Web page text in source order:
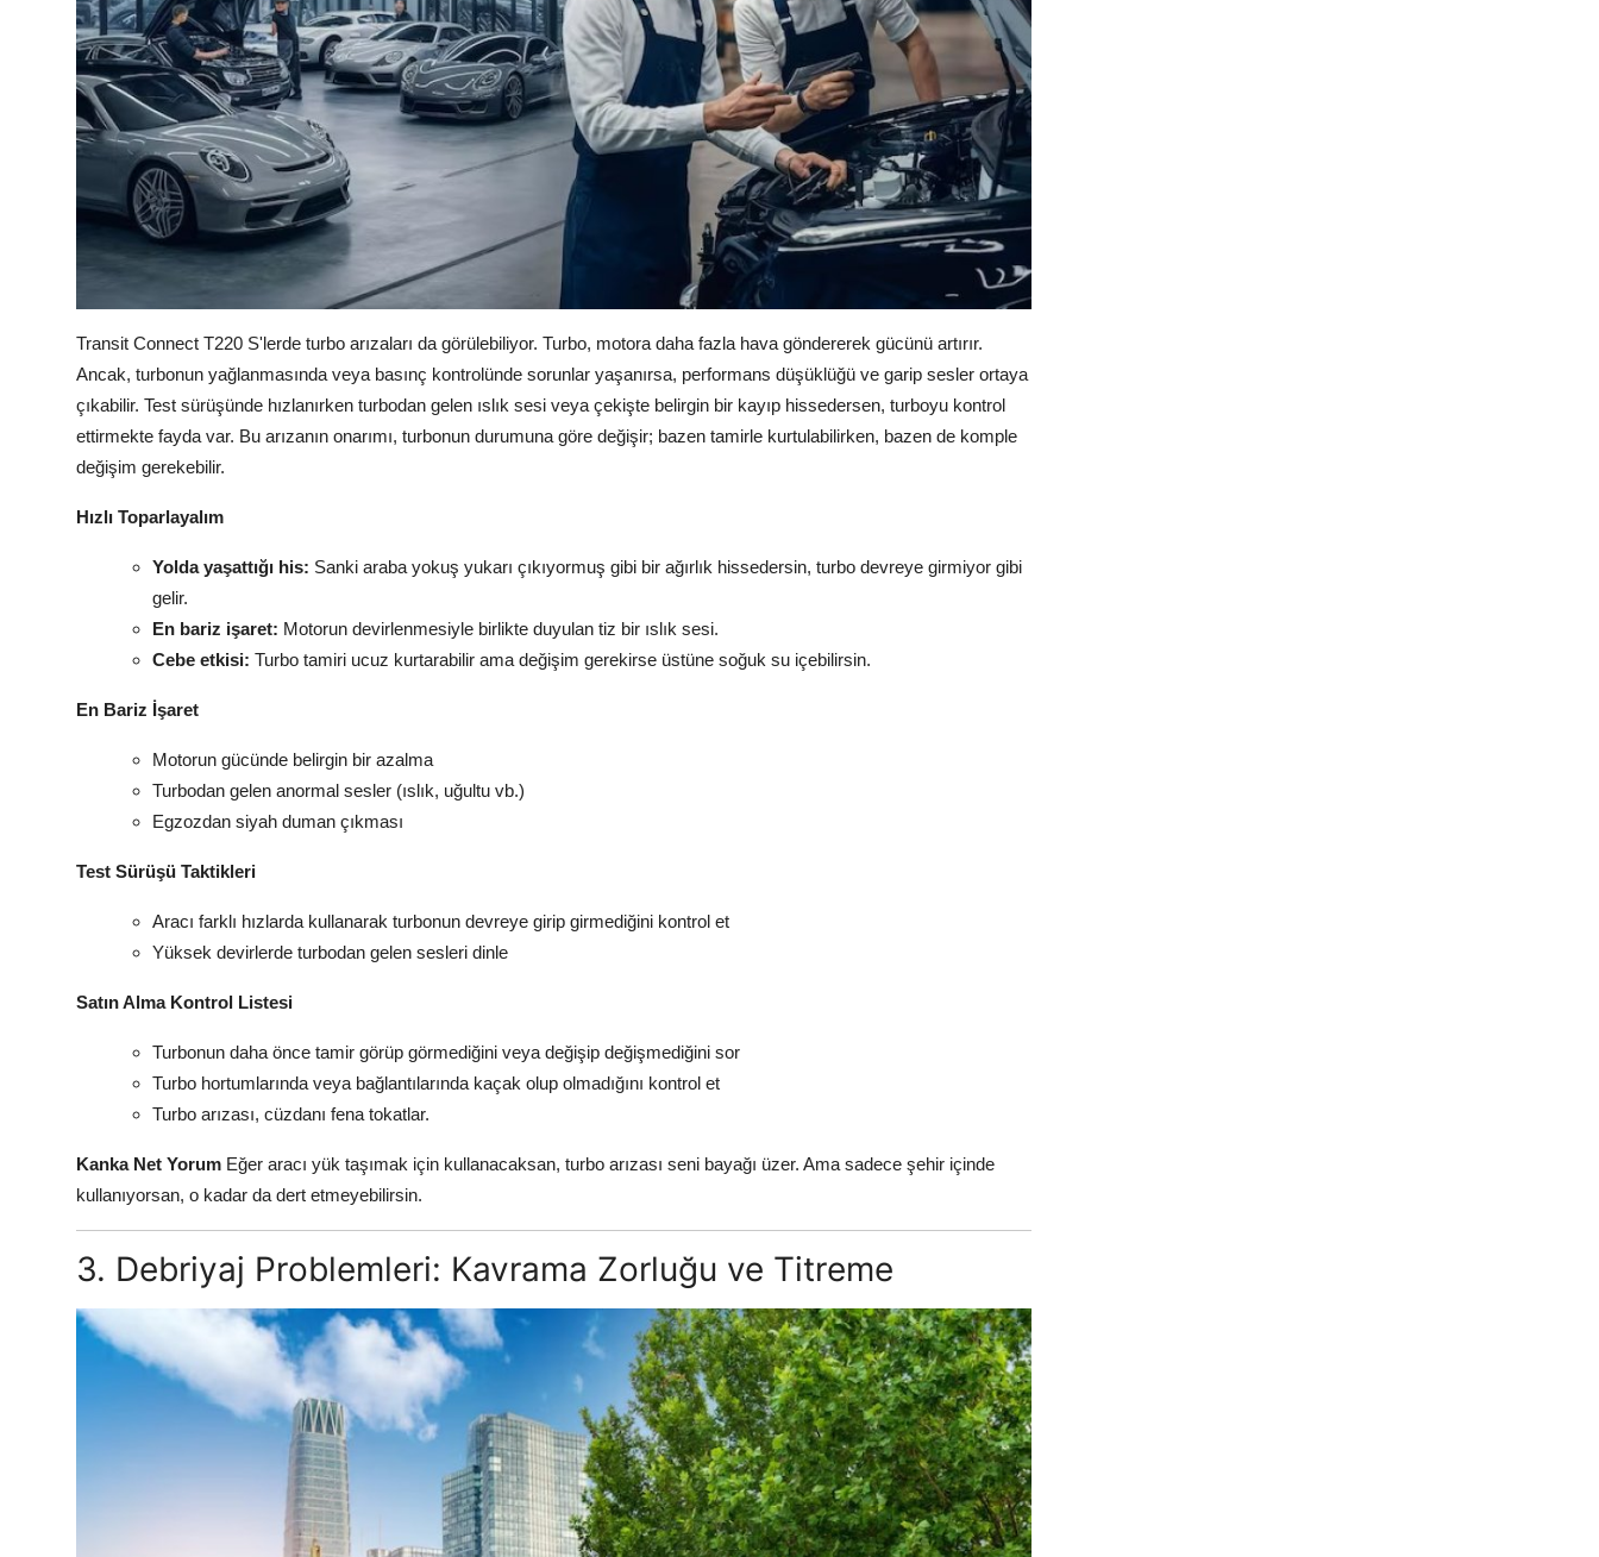
Transit Connect T220 S'lerde turbo arızaları da görülebiliyor. Turbo, motora daha fazla hava göndererek gücünü artırır.
Ancak, turbonun yağlanmasında veya basınç kontrolünde sorunlar yaşanırsa, performans düşüklüğü ve garip sesler ortaya
çıkabilir. Test sürüşünde hızlanırken turbodan gelen ıslık sesi veya çekişte belirgin bir kayıp hissedersen, turboyu kontrol
ettirmekte fayda var. Bu arızanın onarımı, turbonun durumuna göre değişir; bazen tamirle kurtulabilirken, bazen de komple
değişim gerekebilir.
Hızlı Toparlayalım
Yolda yaşattığı his: Sanki araba yokuş yukarı çıkıyormuş gibi bir ağırlık hissedersin, turbo devreye girmiyor gibi
gelir.
En bariz işaret: Motorun devirlenmesiyle birlikte duyulan tiz bir ıslık sesi.
Cebe etkisi: Turbo tamiri ucuz kurtarabilir ama değişim gerekirse üstüne soğuk su içebilirsin.
En Bariz İşaret
Motorun gücünde belirgin bir azalma
Turbodan gelen anormal sesler (ıslık, uğultu vb.)
Egzozdan siyah duman çıkması
Test Sürüşü Taktikleri
Aracı farklı hızlarda kullanarak turbonun devreye girip girmediğini kontrol et
Yüksek devirlerde turbodan gelen sesleri dinle
Satın Alma Kontrol Listesi
Turbonun daha önce tamir görüp görmediğini veya değişip değişmediğini sor
Turbo hortumlarında veya bağlantılarında kaçak olup olmadığını kontrol et
Turbo arızası, cüzdanı fena tokatlar.
Kanka Net Yorum Eğer aracı yük taşımak için kullanacaksan, turbo arızası seni bayağı üzer. Ama sadece şehir içinde
kullanıyorsan, o kadar da dert etmeyebilirsin.
3. Debriyaj Problemleri: Kavrama Zorluğu ve Titreme